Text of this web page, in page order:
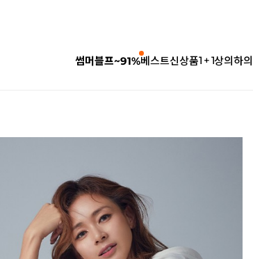
썸머블프~91%베스트신상품1 + 1상의하의